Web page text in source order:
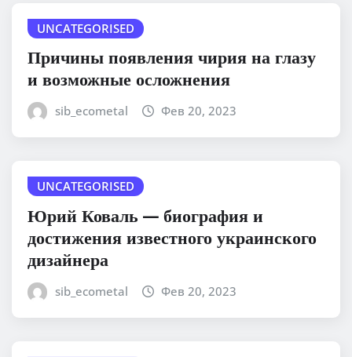
UNCATEGORISED
Причины появления чирия на глазу
и возможные осложнения
sib_ecometal Фев 20, 2023
UNCATEGORISED
Юрий Коваль — биография и
достижения известного украинского
дизайнера
sib_ecometal Фев 20, 2023